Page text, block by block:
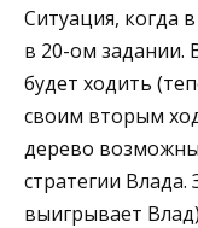
Ситуация, когда
в 20-ом задании.
будет ходить
своим вторым
дерево
стратегии
выигрывает